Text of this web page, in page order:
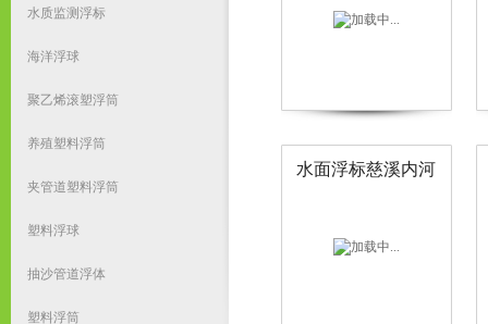
水质监测浮标
海洋浮球
聚乙烯滚塑浮筒
养殖塑料浮筒
夹管道塑料浮筒
塑料浮球
抽沙管道浮体
塑料浮筒
水面浮标慈溪内河